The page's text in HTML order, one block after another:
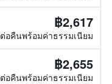
฿2,617
ต่อคืนพร้อมค่าธรรมเนียม
฿2,655
ต่อคืนพร้อมค่าธรรมเนียม